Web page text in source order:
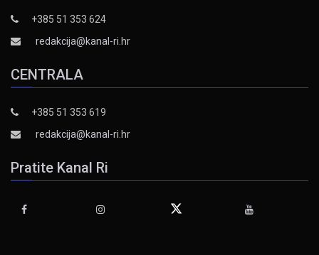
+385 51 353 624
redakcija@kanal-ri.hr
CENTRALA
+385 51 353 619
redakcija@kanal-ri.hr
Pratite Kanal Ri